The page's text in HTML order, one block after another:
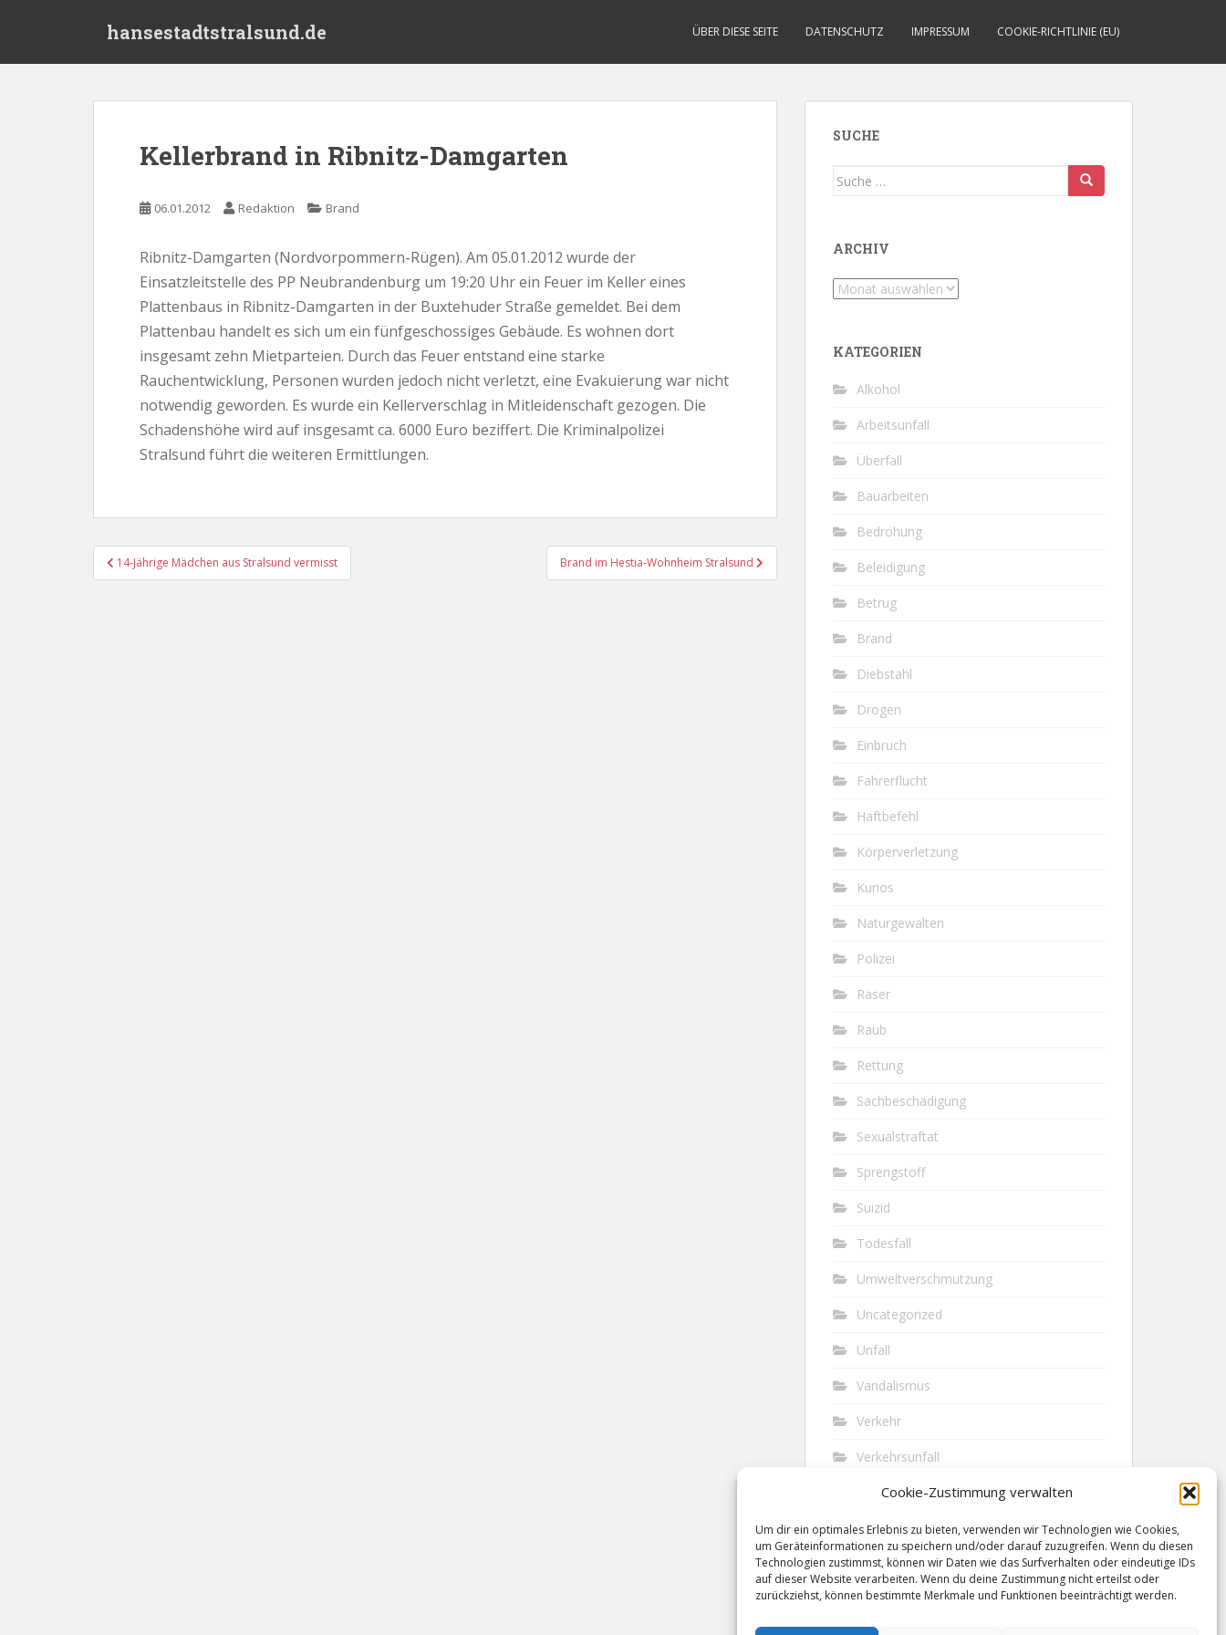
Cookie-Zustimmung verwalten
Um dir ein optimales Erlebnis zu bieten, verwenden wir Technologien wie Cookies,
um Geräteinformationen zu speichern und/oder darauf zuzugreifen. Wenn du diesen
Technologien zustimmst, können wir Daten wie das Surfverhalten oder eindeutige IDs
auf dieser Website verarbeiten. Wenn du deine Zustimmung nicht erteilst oder
zurückziehst, können bestimmte Merkmale und Funktionen beeinträchtigt werden.
hansestadtstralsund.de ÜBER DIESE SEITE DATENSCHUTZ IMPRESSUM COOKIE-RICHTLINIE (EU)
Kellerbrand in Ribnitz-Damgarten
06.01.2012 Redaktion Brand
Ribnitz-Damgarten (Nordvorpommern-Rügen). Am 05.01.2012 wurde der
Einsatzleitstelle des PP Neubrandenburg um 19:20 Uhr ein Feuer im Keller eines
Plattenbaus in Ribnitz-Damgarten in der Buxtehuder Straße gemeldet. Bei dem
Plattenbau handelt es sich um ein fünfgeschossiges Gebäude. Es wohnen dort
insgesamt zehn Mietparteien. Durch das Feuer entstand eine starke
Rauchentwicklung, Personen wurden jedoch nicht verletzt, eine Evakuierung war nicht
notwendig geworden. Es wurde ein Kellerverschlag in Mitleidenschaft gezogen. Die
Schadenshöhe wird auf insgesamt ca. 6000 Euro beziffert. Die Kriminalpolizei
Stralsund führt die weiteren Ermittlungen.
Beitragsnavigation
14-Jährige Mädchen aus Stralsund vermisst Brand im Hestia-Wohnheim Stralsund
SUCHE
Suche
ARCHIV
Archiv
KATEGORIEN
Alkohol
Arbeitsunfall
Überfall
Bauarbeiten
Bedrohung
Beleidigung
Betrug
Brand
Diebstahl
Drogen
Einbruch
Fahrerflucht
Haftbefehl
Körperverletzung
Kurios
Naturgewalten
Polizei
Raser
Raub
Rettung
Sachbeschädigung
Sexualstraftat
Sprengstoff
Suizid
Todesfall
Umweltverschmutzung
Uncategorized
Unfall
Vandalismus
Verkehr
Verkehrsunfall
Vermisst
Waffen
Wilderei